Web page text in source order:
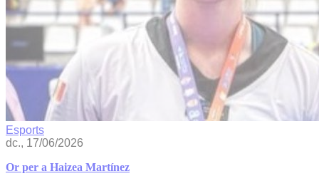
Esports
dc., 17/06/2026
Or per a Haizea Martínez